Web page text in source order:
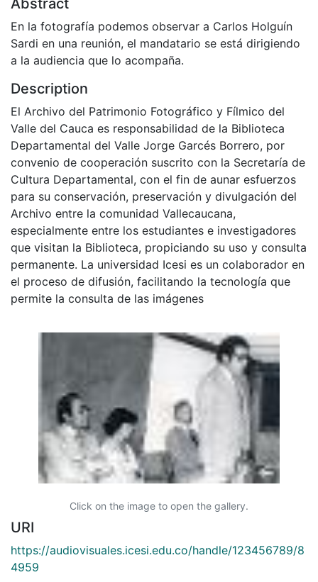
Abstract
En la fotografía podemos observar a Carlos Holguín
Sardi en una reunión, el mandatario se está dirigiendo
a la audiencia que lo acompaña.
Description
El Archivo del Patrimonio Fotográfico y Fílmico del
Valle del Cauca es responsabilidad de la Biblioteca
Departamental del Valle Jorge Garcés Borrero, por
convenio de cooperación suscrito con la Secretaría de
Cultura Departamental, con el fin de aunar esfuerzos
para su conservación, preservación y divulgación del
Archivo entre la comunidad Vallecaucana,
especialmente entre los estudiantes e investigadores
que visitan la Biblioteca, propiciando su uso y consulta
permanente. La universidad Icesi es un colaborador en
el proceso de difusión, facilitando la tecnología que
permite la consulta de las imágenes
Click on the image to open the gallery.
URI
https://audiovisuales.icesi.edu.co/handle/123456789/8
4959